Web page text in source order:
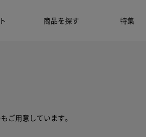
商品を探す 特集
ご用意しています。